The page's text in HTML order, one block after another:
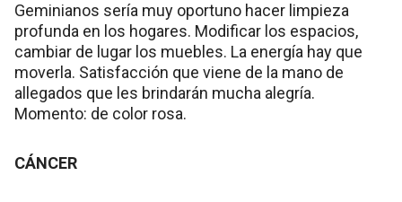
Geminianos sería muy oportuno hacer limpieza
profunda en los hogares. Modificar los espacios,
cambiar de lugar los muebles. La energía hay que
moverla. Satisfacción que viene de la mano de
allegados que les brindarán mucha alegría.
Momento: de color rosa.
CÁNCER